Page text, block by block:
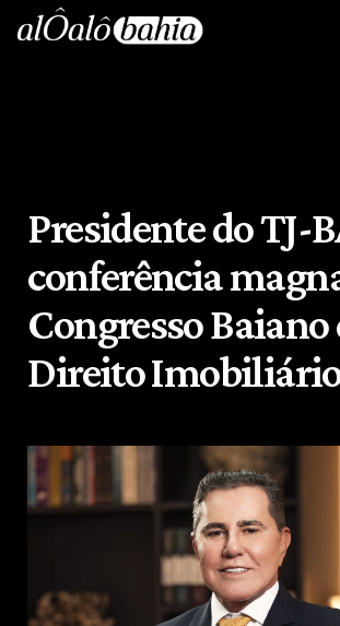
Presidente do TJ-
conferência
Congresso Baiano
Direito